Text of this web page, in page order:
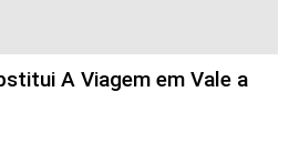
A Viagem em Vale a